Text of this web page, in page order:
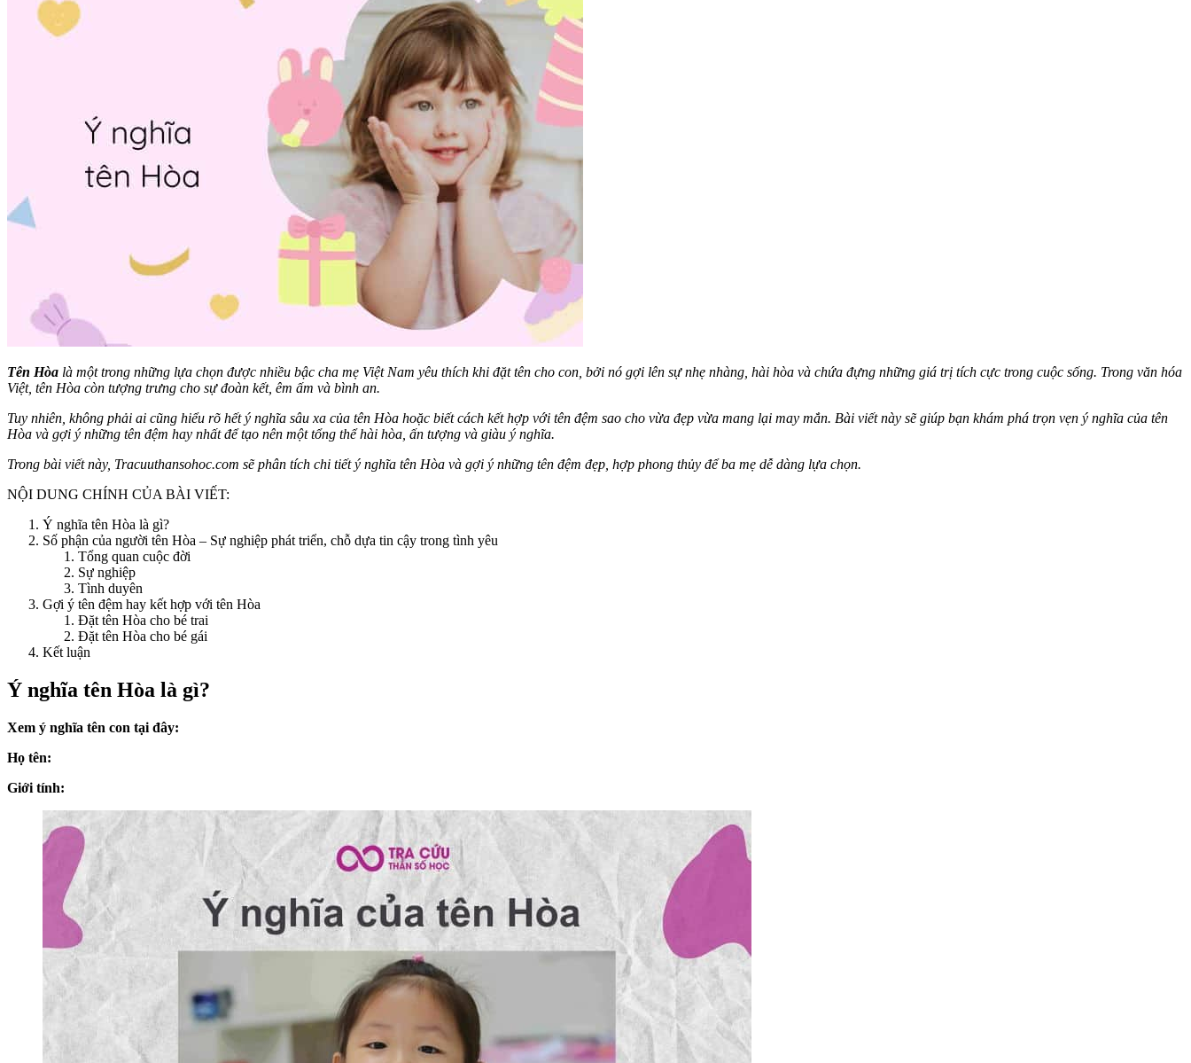
Tên Hòa là một trong những lựa chọn được nhiều bậc cha mẹ Việt Nam yêu thích khi đặt tên cho con, bởi nó gợi lên sự nhẹ nhàng, hài hòa và chứa đựng những giá trị tích cực trong cuộc sống. Trong văn hóa
Việt, tên Hòa còn tượng trưng cho sự đoàn kết, êm ấm và bình an.
Tuy nhiên, không phải ai cũng hiểu rõ hết ý nghĩa sâu xa của tên Hòa hoặc biết cách kết hợp với tên đệm sao cho vừa đẹp vừa mang lại may mắn. Bài viết này sẽ giúp bạn khám phá trọn vẹn ý nghĩa của tên
Hòa và gợi ý những tên đệm hay nhất để tạo nên một tổng thể hài hòa, ấn tượng và giàu ý nghĩa.
Trong bài viết này, Tracuuthansohoc.com sẽ phân tích chi tiết ý nghĩa tên Hòa và gợi ý những tên đệm đẹp, hợp phong thủy để ba mẹ dễ dàng lựa chọn.
NỘI DUNG CHÍNH CỦA BÀI VIẾT:
Ý nghĩa tên Hòa là gì?
Số phận của người tên Hòa – Sự nghiệp phát triển, chỗ dựa tin cậy trong tình yêu
Tổng quan cuộc đời
Sự nghiệp
Tình duyên
Gợi ý tên đệm hay kết hợp với tên Hòa
Đặt tên Hòa cho bé trai
Đặt tên Hòa cho bé gái
Kết luận
Ý nghĩa tên Hòa là gì?
Xem ý nghĩa tên con tại đây:
Họ tên:
Giới tính: